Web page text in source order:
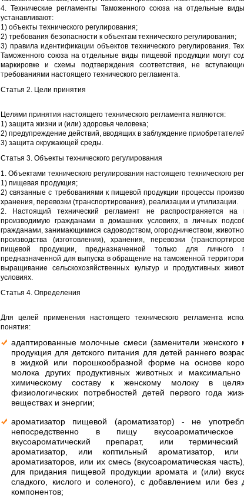
4. Технические регламенты Таможенного союза на отдельные
устанавливают:
1) объекты технического регулирования;
2) требования безопасности к объектам технического регулирования;
3) правила идентификации объектов технического регулирования.
Таможенного союза на отдельные виды пищевой продукции могут
маркировке и схемы подтверждения соответствия, не
требованиями настоящего технического регламента.
Статья 2. Цели принятия
Целями принятия настоящего технического регламента являются:
1) защита жизни и (или) здоровья человека;
2) предупреждение действий, вводящих в заблуждение
3) защита окружающей среды.
Статья 3. Объекты технического регулирования
1. Объектами технического регулирования настоящего технического
1) пищевая продукция;
2) связанные с требованиями к пищевой продукции процессы
хранения, перевозки (транспортирования), реализации и утилизации.
2. Настоящий технический регламент не распространяется на
производимую гражданами в домашних условиях, в личных
гражданами, занимающимися садоводством, огородничеством,
производства (изготовления), хранения, перевозки
пищевой продукции, предназначенной только для личного
предназначенной для выпуска в обращение на таможенной
выращивание сельскохозяйственных культур и продуктивных
условиях.
Статья 4. Определения
Для целей применения настоящего технического регламента
понятия:
адаптированные молочные смеси (заменители
продукция для детского питания для детей раннего
в жидкой или порошкообразной форме на основе
молока других продуктивных животных и
химическому составу к женскому молоку в целях
физиологических потребностей детей первого года
веществах и энергии;
ароматизатор пищевой (ароматизатор) - не
непосредственно в пищу
вкусоароматический препарат, или термический
ароматизатор, или коптильный ароматизатор, или
ароматизаторов, или их смесь (вкусоароматическая
для придания пищевой продукции аромата и (или)
сладкого, кислого и соленого), с добавлением или без
компонентов;